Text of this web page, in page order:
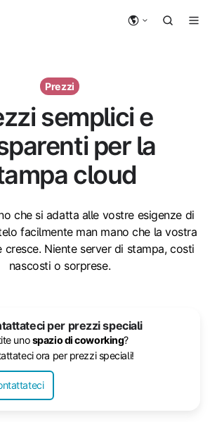
Prezzi
semplici e
per la
cloud
che si adatta alle vostre esigenze di
facilmente man mano che la vostra
cresce. Niente server di stampa, costi
nascosti o sorprese.
per prezzi speciali
unospazio di coworking?
ora per prezzi speciali!